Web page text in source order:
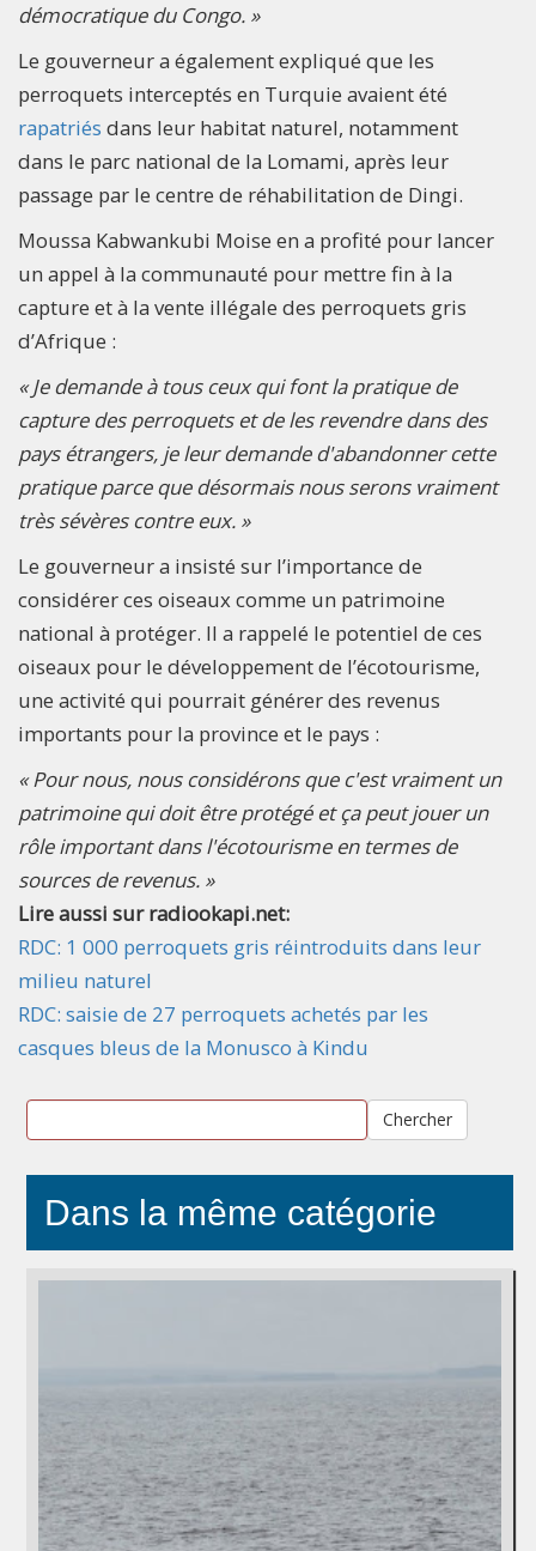
démocratique du Congo. »
Le gouverneur a également expliqué que les
perroquets interceptés en Turquie avaient été
rapatriés dans leur habitat naturel, notamment
dans le parc national de la Lomami, après leur
passage par le centre de réhabilitation de Dingi.
Moussa Kabwankubi Moise en a profité pour lancer
un appel à la communauté pour mettre fin à la
capture et à la vente illégale des perroquets gris
d’Afrique :
« Je demande à tous ceux qui font la pratique de
capture des perroquets et de les revendre dans des
pays étrangers, je leur demande d'abandonner cette
pratique parce que désormais nous serons vraiment
très sévères contre eux. »
Le gouverneur a insisté sur l’importance de
considérer ces oiseaux comme un patrimoine
national à protéger. Il a rappelé le potentiel de ces
oiseaux pour le développement de l’écotourisme,
une activité qui pourrait générer des revenus
importants pour la province et le pays :
« Pour nous, nous considérons que c'est vraiment un
patrimoine qui doit être protégé et ça peut jouer un
rôle important dans l'écotourisme en termes de
sources de revenus. »
Lire aussi sur radiookapi.net:
RDC: 1 000 perroquets gris réintroduits dans leur
milieu naturel
RDC: saisie de 27 perroquets achetés par les
casques bleus de la Monusco à Kindu
Chercher
Dans la même catégorie